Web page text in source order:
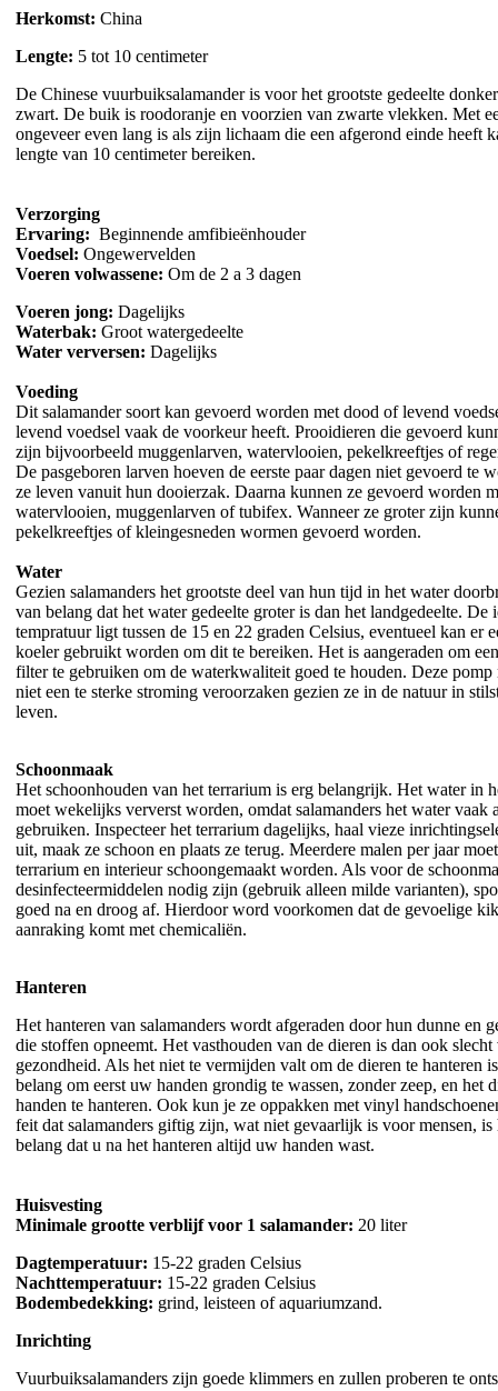
Herkomst: China
Lengte: 5 tot 10 centimeter
De Chinese vuurbuiksalamander is voor het grootste gedeelte
zwart. De buik is roodoranje en voorzien van zwarte vlekken. Met
ongeveer even lang is als zijn lichaam die een afgerond einde heeft
lengte van 10 centimeter bereiken.
Verzorging
Ervaring: Beginnende amfibieënhouder
Voedsel: Ongewervelden
Voeren volwassene: Om de 2 a 3 dagen
Voeren jong: Dagelijks
Waterbak: Groot watergedeelte
Water verversen: Dagelijks
Voeding
Dit salamander soort kan gevoerd worden met dood of levend
levend voedsel vaak de voorkeur heeft. Prooidieren die gevoerd
zijn bijvoorbeeld muggenlarven, watervlooien, pekelkreeftjes of
De pasgeboren larven hoeven de eerste paar dagen niet gevoerd te
ze leven vanuit hun dooierzak. Daarna kunnen ze gevoerd worden
watervlooien, muggenlarven of tubifex. Wanneer ze groter zijn
pekelkreeftjes of kleingesneden wormen gevoerd worden.
Water
Gezien salamanders het grootste deel van hun tijd in het water
van belang dat het water gedeelte groter is dan het landgedeelte. De
tempratuur ligt tussen de 15 en 22 graden Celsius, eventueel kan er
koeler gebruikt worden om dit te bereiken. Het is aangeraden om
filter te gebruiken om de waterkwaliteit goed te houden. Deze pomp
niet een te sterke stroming veroorzaken gezien ze in de natuur in
leven.
Schoonmaak
Het schoonhouden van het terrarium is erg belangrijk. Het water in
moet wekelijks ververst worden, omdat salamanders het water vaak
gebruiken. Inspecteer het terrarium dagelijks, haal vieze
uit, maak ze schoon en plaats ze terug. Meerdere malen per jaar
terrarium en interieur schoongemaakt worden. Als voor de
desinfecteermiddelen nodig zijn (gebruik alleen milde varianten),
goed na en droog af. Hierdoor word voorkomen dat de gevoelige
aanraking komt met chemicaliën.
Hanteren
Het hanteren van salamanders wordt afgeraden door hun dunne en
die stoffen opneemt. Het vasthouden van de dieren is dan ook
gezondheid. Als het niet te vermijden valt om de dieren te hanteren
belang om eerst uw handen grondig te wassen, zonder zeep, en het
handen te hanteren. Ook kun je ze oppakken met vinyl
feit dat salamanders giftig zijn, wat niet gevaarlijk is voor mensen, is
belang dat u na het hanteren altijd uw handen wast.
Huisvesting
Minimale grootte verblijf voor 1 salamander: 20 liter
Dagtemperatuur: 15-22 graden Celsius
Nachttemperatuur: 15-22 graden Celsius
Bodembedekking: grind, leisteen of aquariumzand.
Inrichting
Vuurbuiksalamanders zijn goede klimmers en zullen proberen te